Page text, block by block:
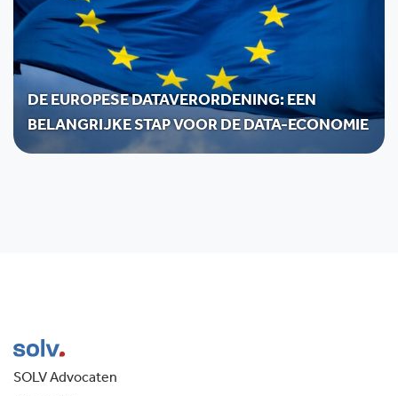
DE EUROPESE DATAVERORDENING: EEN
BELANGRIJKE STAP VOOR DE DATA-ECONOMIE
SOLV Advocaten